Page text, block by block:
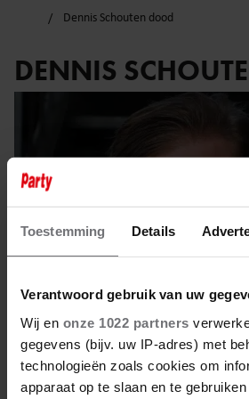
Toestemming Details
Verantwoord gebruik van uw
Wij en onze 1022 partners
gegevens (bijv. uw IP-adres) met
technologieën zoals cookies om
apparaat op te slaan en te
Dennis Schouten dood
DENNIS
17 februari 2024